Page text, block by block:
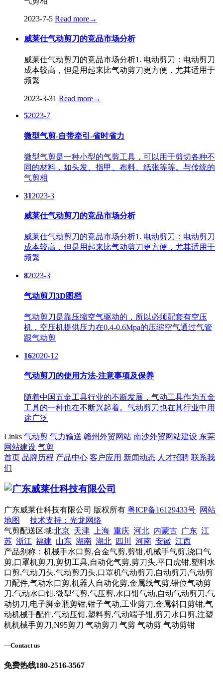
2023-7-5 Read more→
威莱仕气动剪刀的竞品市场分析
威莱仕气动剪刀的竞品市场分析1. 电动剪刀：电动剪刀
成本较高，但是用起来比气动剪刀更方便，尤其适用于
频繁
2023-3-31 Read more→
52023-7
微型气剪-自带牵引-省时省力
微型气剪是一种小型的气剪工具，可以用于剪切各种不
同的材料，如头发、指甲、布料、纸张等等。与传统的
气剪相
312023-3
威莱仕气动剪刀的竞品市场分析
威莱仕气动剪刀的竞品市场分析1. 电动剪刀：电动剪刀
成本较高，但是用起来比气动剪刀更方便，尤其适用于
频繁
82023-3
气动剪刀3D图档
气动剪刀是靠压缩空气驱动的，所以必须配套有空压
机，空压机提供压力在0.4-0.6Mpa的压缩空气通过气管
跟气动剪
162020-12
气动剪刀的使用方法-注意事项及保养
随着中国五金工具行业的不断发展，气动工具作为五金
工具的一种也在不断兴起着。气动剪刀也在其行业中用
途广泛
Links 气动剪 气力输送 赣州外贸网站 南沙外贸网站建设 东莞
网站建设 气剪
首页 品牌历程 产品中心 客户应用 新闻动态 人才招聘 联系我
们
广东威莱仕科技有限公司 版权所有 粤ICP备16129433号 网站
地图
技术支持：光龙网络
气剪配送区域:北京 天津 上海 重庆 河北 内蒙古 广东 江
苏 浙江 福建 山东 湖南 湖北 四川 河南 安徽 江西
产品别称：机械手水口剪,合金气剪,剪钳,机械手气剪,浇口气
剪,口罩机剪刀,剪切工具,自动化气剪,剪刀头,平口虎钳,塑料水
口剪,气动刀头,气动剪刀头,口罩机气动剪刀,自动剪刀,气动剪
刀配件,气动水口剪,机器人自动化剪,金属线气剪,错位气动剪
刀,气动水口钳,微型气剪,气压剪,水口钳气动,自动气动剪刀,气
动切刀,电子脚金瓶剪钳,钳子气动,工业剪刀,金属斜口剪钳,气
动机械手配件,气动压钳,塑料剪,气动端子钳,剪刀水口剪,注塑
机机械手剪刀,N95剪刀 气动剪刀 气剪 气动剪 气动剪钳
—Contact us
免费热线180-2516-3567